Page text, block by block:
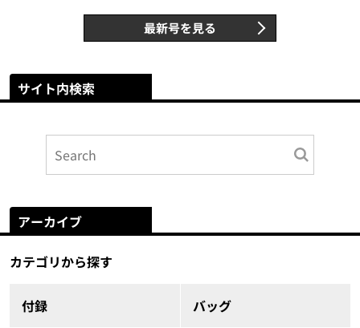
最新号を見る
サイト内検索
アーカイブ
カテゴリから探す
付録 バッグ